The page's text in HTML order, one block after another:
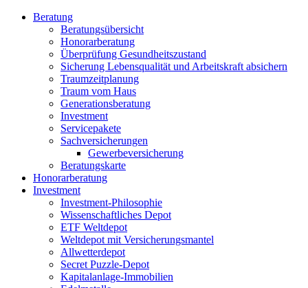
Beratung
Beratungsübersicht
Honorarberatung
Überprüfung Gesundheitszustand
Sicherung Lebensqualität und Arbeitskraft absichern
Traumzeitplanung
Traum vom Haus
Generationsberatung
Investment
Servicepakete
Sachversicherungen
Gewerbeversicherung
Beratungskarte
Honorarberatung
Investment
Investment-Philosophie
Wissenschaftliches Depot
ETF Weltdepot
Weltdepot mit Versicherungsmantel
Allwetterdepot
Secret Puzzle-Depot
Kapitalanlage-Immobilien